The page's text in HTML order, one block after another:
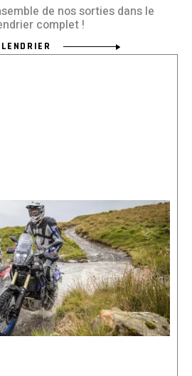
de nos sorties dans le
complet !